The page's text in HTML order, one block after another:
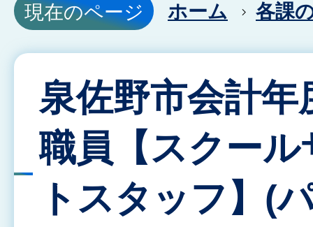
現在のページ ホーム 各課
泉佐野市会計年
職員【スクール
トスタッフ】(